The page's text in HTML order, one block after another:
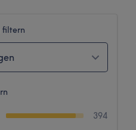
filtern
394